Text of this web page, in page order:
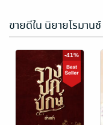
-41%
ขายดีใน นิยายโรมานซ์
-41%